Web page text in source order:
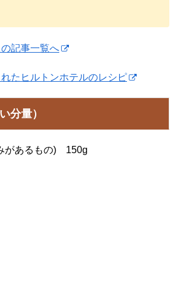
記事一覧へ
たヒルトンホテルのレシピ
分量）
があるもの) 150g